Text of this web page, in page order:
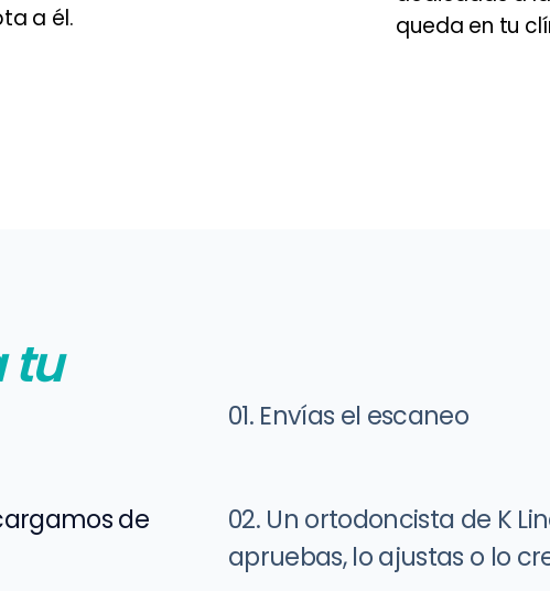
a él.
queda en tu
01. Envías el escaneo
02. Un ortodoncista de K
apruebas, lo ajustas o lo
tu
de